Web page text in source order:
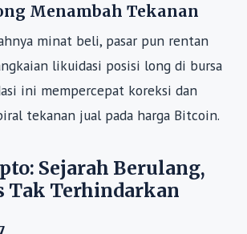
Menambah Tekanan
minat beli, pasar pun rentan
likuidasi posisi long di bursa
ini mempercepat koreksi dan
tekanan jual pada harga Bitcoin.
Sejarah Berulang,
Tak Terhindarkan